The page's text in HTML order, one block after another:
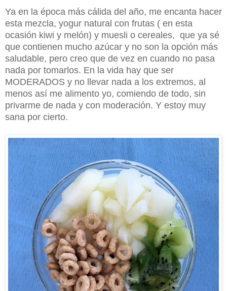
Ya en la época más cálida del año, me encanta hacer
esta mezcla, yogur natural con frutas ( en esta
ocasión kiwi y melón) y muesli o cereales, que ya sé
que contienen mucho azúcar y no son la opción más
saludable, pero creo que de vez en cuando no pasa
nada por tomarlos. En la vida hay que ser
MODERADOS y no llevar nada a los extremos, al
menos así me alimento yo, comiendo de todo, sin
privarme de nada y con moderación. Y estoy muy
sana por cierto.